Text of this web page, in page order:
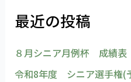
最近の投稿
８月シニア月例杯 成績表
令和8年度 シニア選手権